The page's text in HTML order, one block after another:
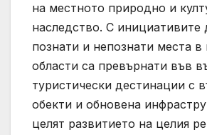
на местното природно и
наследство. С инициативите
познати и непознати места в
области са превърнати във
туристически дестинации с
обекти и обновена
целят развитието на целия